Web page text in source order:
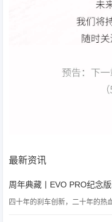
最新资讯
周年典藏丨EVO PRO纪念
四十年的刹车创新，二十年的热